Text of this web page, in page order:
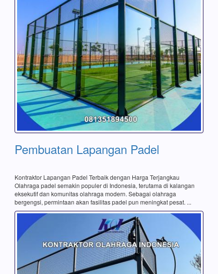
Pembuatan Lapangan Padel
Kontraktor Lapangan Padel Terbaik dengan Harga Terjangkau
Olahraga padel semakin populer di Indonesia, terutama di kalangan
eksekutif dan komunitas olahraga modern. Sebagai olahraga
bergengsi, permintaan akan fasilitas padel pun meningkat pesat. ...